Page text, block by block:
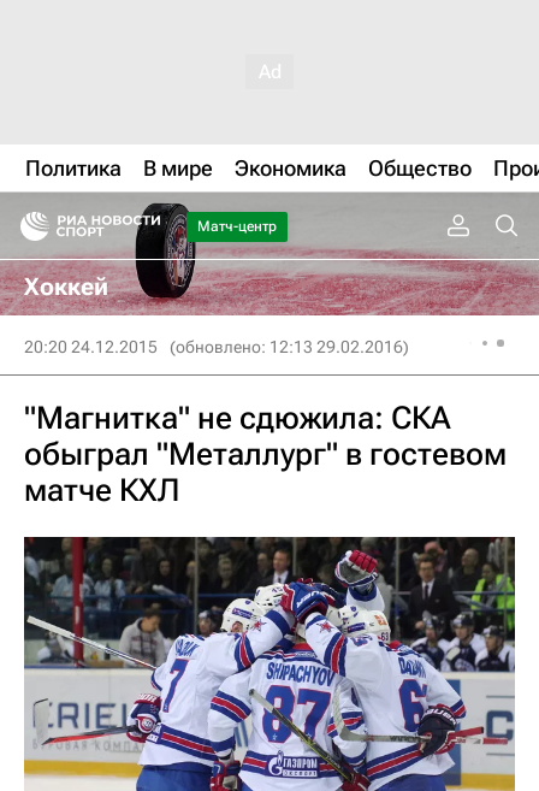
Политика В мире Экономика Общество
Матч-центр
Хоккей
20:20 24.12.2015 (обновлено: 12:13 29.02.2016)
"Магнитка" не сдюжила: СКА
обыграл "Металлург" в гостевом
матче КХЛ